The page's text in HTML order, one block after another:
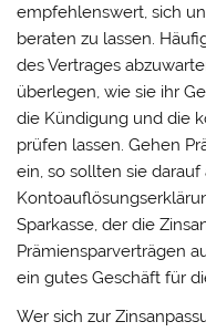
empfehlenswert, sich
beraten zu lassen.
des Vertrages
überlegen, wie sie ihr
die Kündigung und die
prüfen lassen. Gehen
ein, so sollten sie
Sparkasse, der die
Prämiensparverträgen
ein gutes Geschäft für
Wer sich zur